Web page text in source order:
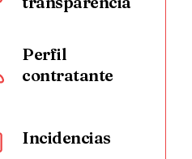
Perfil
contratante
Incidencias